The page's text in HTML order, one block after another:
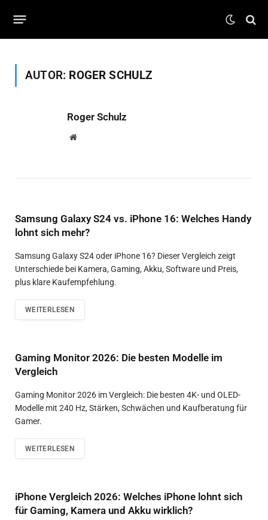
AUTOR: ROGER SCHULZ
Roger Schulz
Website
Samsung Galaxy S24 vs. iPhone 16: Welches Handy
lohnt sich mehr?
Samsung Galaxy S24 oder iPhone 16? Dieser Vergleich zeigt
Unterschiede bei Kamera, Gaming, Akku, Software und Preis,
plus klare Kaufempfehlung.
WEITERLESEN
Gaming Monitor 2026: Die besten Modelle im
Vergleich
Gaming Monitor 2026 im Vergleich: Die besten 4K- und OLED-
Modelle mit 240 Hz, Stärken, Schwächen und Kaufberatung für
Gamer.
WEITERLESEN
iPhone Vergleich 2026: Welches iPhone lohnt sich
für Gaming, Kamera und Akku wirklich?